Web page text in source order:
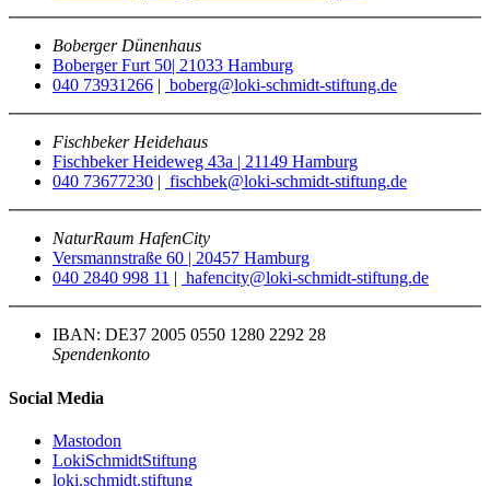
Boberger Dünenhaus
Boberger Furt 50| 21033 Hamburg
040 73931266 | boberg@loki-schmidt-stiftung.de
Fischbeker Heidehaus
Fischbeker Heideweg 43a | 21149 Hamburg
040 73677230 | fischbek@loki-schmidt-stiftung.de
NaturRaum HafenCity
Versmannstraße 60 | 20457 Hamburg
040 2840 998 11 | hafencity@loki-schmidt-stiftung.de
IBAN: DE37 2005 0550 1280 2292 28
Spendenkonto
Social Media
Mastodon
LokiSchmidtStiftung
loki.schmidt.stiftung